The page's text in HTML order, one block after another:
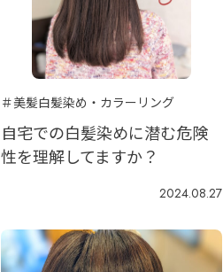
＃美髪白髪染め・カラーリング
自宅での白髪染めに潜む危険
性を理解してますか？
2024.08.27